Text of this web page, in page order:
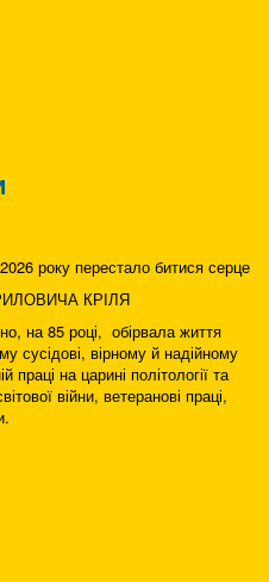
року перестало битися серце
КРІЛЯ
на 85 році, обірвала життя
сусідові, вірному й надійному
праці на царині політології та
війни, ветеранові праці,